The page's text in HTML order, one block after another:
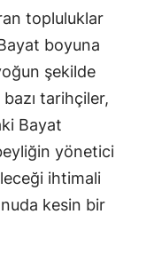
topluluklar
boyuna
şekilde
tarihçiler,
Bayat
yönetici
ihtimali
kesin bir